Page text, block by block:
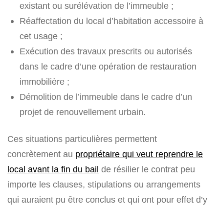
existant ou surélévation de l’immeuble ;
Réaffectation du local d’habitation accessoire à
cet usage ;
Exécution des travaux prescrits ou autorisés
dans le cadre d’une opération de restauration
immobilière ;
Démolition de l’immeuble dans le cadre d’un
projet de renouvellement urbain.
Ces situations particulières permettent
concrètement au propriétaire qui veut reprendre le
local avant la fin du bail de résilier le contrat peu
importe les clauses, stipulations ou arrangements
qui auraient pu être conclus et qui ont pour effet d’y